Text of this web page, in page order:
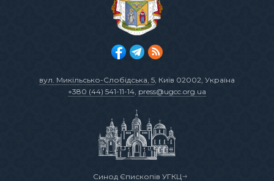
вул. Микільсько-Слобідська, 5, Київ 02002, Україна
+380 (44) 541-11-14, press@ugcc.org.ua
Синод Єпископів УГКЦ